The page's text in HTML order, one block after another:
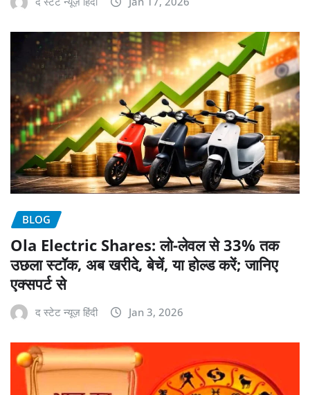
BLOG
Ola Electric Shares: लो-लेवल से 33% तक
उछला स्टॉक, अब खरीदे, बेचें, या होल्ड करें; जानिए
एक्सपर्ट से
द स्टेट न्यूज़ हिंदी Jan 3, 2026